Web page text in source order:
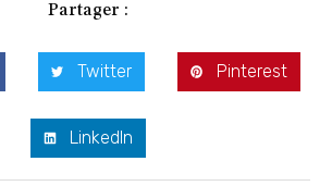
Partager :
Twitter Pinterest
LinkedIn